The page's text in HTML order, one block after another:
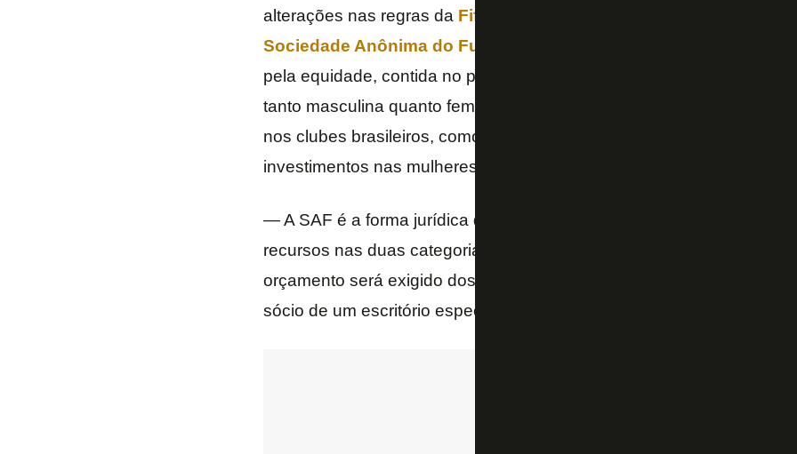
alterações nas regras da Fifa
Sociedade Anônima do Futebol (SAF)
pela equidade, contida no primeiro artigo que prevê fomento e
tanto masculina quanto feminina. Porém, apesar da iminente
nos clubes brasileiros, como
investimentos nas mulheres.
— A SAF é a forma jurídica da exploração do futebol. Os investidores
recursos nas duas categorias sob pena de responsabilização da
orçamento será exigido dos gestores das SAFs — conta
sócio de um escritório especializado na área de direito empresarial.